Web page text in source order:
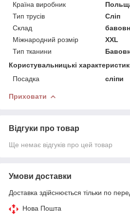
Країна виробник
Тип трусів
Сліп
Склад
Міжнародний розмір
XXL
Тип тканини
Користувальницькі
Посадка
сліпи
Приховати
Відгуки про товар
Ще немає відгуків про цей товар
Умови доставки
Доставка здійснюється тільки по
Нова Пошта